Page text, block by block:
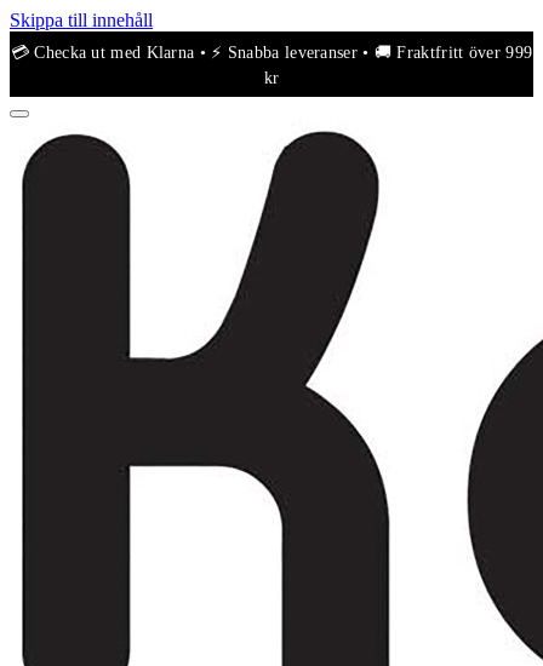
Skippa till innehåll